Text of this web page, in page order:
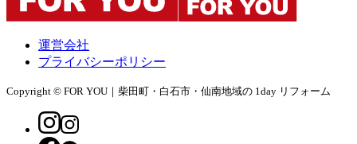
運営会社
プライバシーポリシー
Copyright © FOR YOU｜柴田町・白石市・仙南地域の 1day リフォーム